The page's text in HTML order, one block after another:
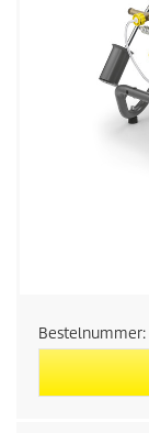
Bestelnummer: